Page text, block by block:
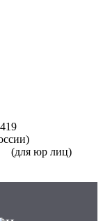
(для юр лиц)